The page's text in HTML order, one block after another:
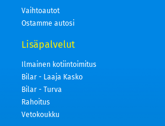
Vaihtoautot
Ostamme autosi
Lisäpalvelut
Ilmainen kotiintoimitus
Bilar - Laaja Kasko
Bilar - Turva
Rahoitus
Vetokoukku